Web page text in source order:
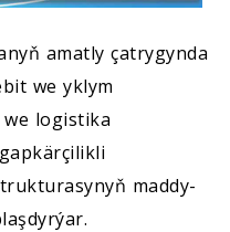
amatly çatrygynda
we yklym
logistika
maddy-